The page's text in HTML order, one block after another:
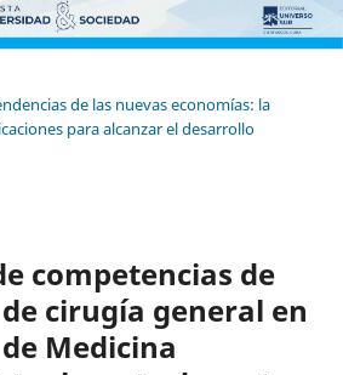
de las nuevas economías: la
para alcanzar el desarrollo
competencias de
cirugía general en
Medicina